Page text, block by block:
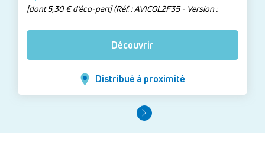
[dont 5,30 € d’éco-part] (Réf. : AVICOL2F35 - Version :
Découvrir
Distribué à proximité